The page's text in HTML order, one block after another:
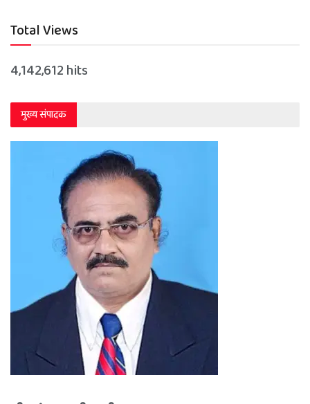
Total Views
4,142,612 hits
मुख्य संपादक